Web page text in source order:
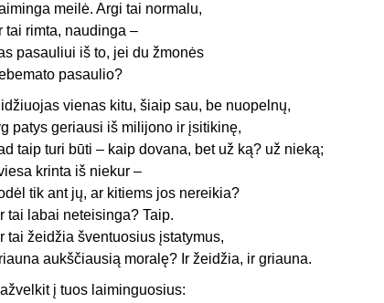
meilė. Argi tai normalu,
tai rimta, naudinga –
pasauliui iš to, jei du žmonės
pasaulio?
vienas kitu, šiaip sau, be nuopelnų,
patys geriausi iš milijono ir įsitikinę,
taip turi būti – kaip dovana, bet už ką? už nieką;
krinta iš niekur –
tik ant jų, ar kitiems jos nereikia?
tai labai neteisinga? Taip.
tai žeidžia šventuosius įstatymus,
aukščiausią moralę? Ir žeidžia, ir griauna.
į tuos laiminguosius: